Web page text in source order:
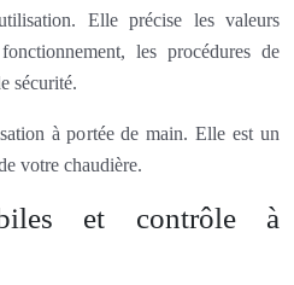
Elle précise les valeurs
les procédures de
sécurité.
à portée de main. Elle est un
votre chaudière.
et contrôle à